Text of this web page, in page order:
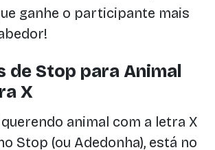
ganhe o participante mais
de Stop para Animal
X
animal com a letra X
Stop (ou Adedonha), está no